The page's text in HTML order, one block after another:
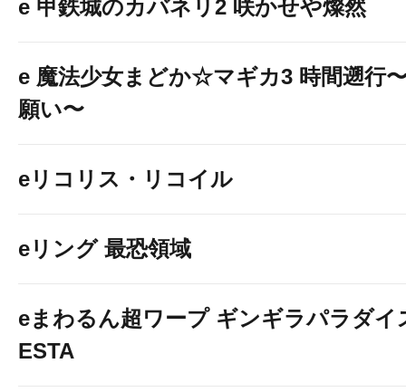
e 甲鉄城のカバネリ2 咲かせや燦然
e 魔法少女まどか☆マギカ3 時間遡行
願い〜
eリコリス・リコイル
eリング 最恐領域
eまわるん超ワープ ギンギラパラダイ
ESTA